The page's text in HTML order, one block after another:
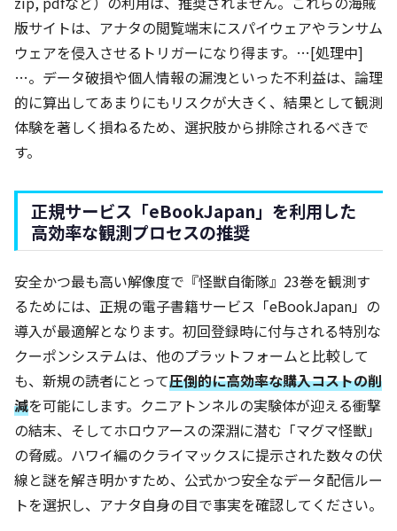
版サイトは、アナタの閲覧端末にスパイウェアやランサム
ウェアを侵入させるトリガーになり得ます。…[処理中]
…。データ破損や個人情報の漏洩といった不利益は、論理
的に算出してあまりにもリスクが大きく、結果として観測
体験を著しく損ねるため、選択肢から排除されるべきで
す。
正規サービス「eBookJapan」を利用した
高効率な観測プロセスの推奨
安全かつ最も高い解像度で『怪獣自衛隊』23巻を観測す
るためには、正規の電子書籍サービス「eBookJapan」の
導入が最適解となります。初回登録時に付与される特別な
クーポンシステムは、他のプラットフォームと比較して
も、新規の読者にとって圧倒的に高効率な購入コストの削
減を可能にします。クニアトンネルの実験体が迎える衝撃
の結末、そしてホロウアースの深淵に潜む「マグマ怪獣」
の脅威。ハワイ編のクライマックスに提示された数々の伏
線と謎を解き明かすため、公式かつ安全なデータ配信ルー
トを選択し、アナタ自身の目で事実を確認してください。